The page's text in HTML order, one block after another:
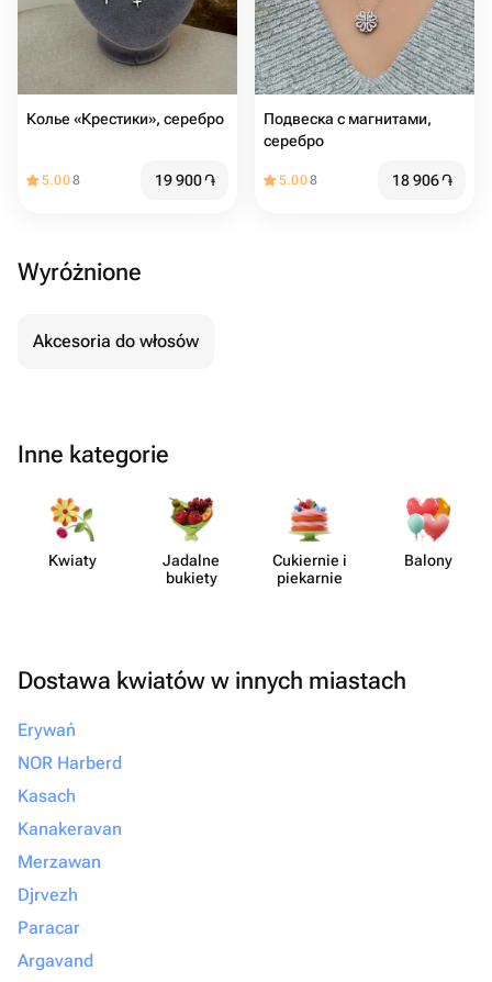
Колье «Крестики», серебро
5.008 19 900֏
Подвеска с магнитами,
серебро
5.008 18 906֏
Wyróżnione
Akcesoria do włosów
Inne kategorie
Kwiaty
Jadalne
bukiety
Cukiernie i
piekarnie
Balony
Dostawa kwiatów w innych miastach
Erywań
NOR Harberd
Kasach
Kanakeravan
Merzawan
Djrvezh
Paracar
Argavand